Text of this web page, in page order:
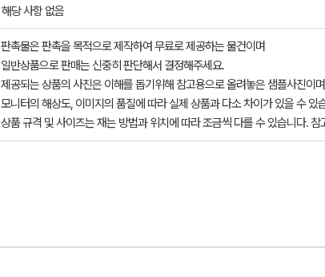
해당 사항 없음
판촉물은 판촉을 목적으로 제작하여 무료로 제공하는 물건이며
일반상품으로 판매는 신중히 판단해서 결정해주세요.
제공되는 상품의 사진은 이해를 돕기위해 참고용으로 올려놓은 샘플사진이며
모니터의 해상도, 이미지의 품질에 따라 실제 상품과 다소 차이가 있을 수 있
상품 규격 및 사이즈는 재는 방법과 위치에 따라 조금씩 다를 수 있습니다. 참